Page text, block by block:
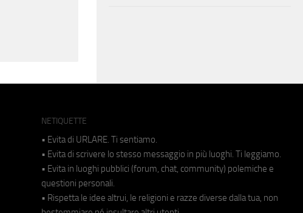
NETIQUETTE
• Evita di URLARE. Ti sentiamo.
• Evita di scrivere lo stesso messaggio in più luoghi. Ti leggiamo.
• Evita in luoghi pubblici (forum, chat, community) polemiche e
questioni personali.
• Rispetta le idee altrui, le religioni e razze diverse dalla tua, non